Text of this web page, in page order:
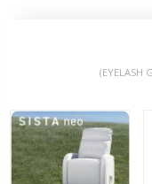
(EYELASH